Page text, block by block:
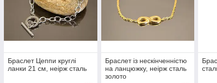
Браслет Цеппи круглі
ланки 21 см, неірж сталь
Браслет із нескінченністю
на ланцюжку, неірж сталь
золото